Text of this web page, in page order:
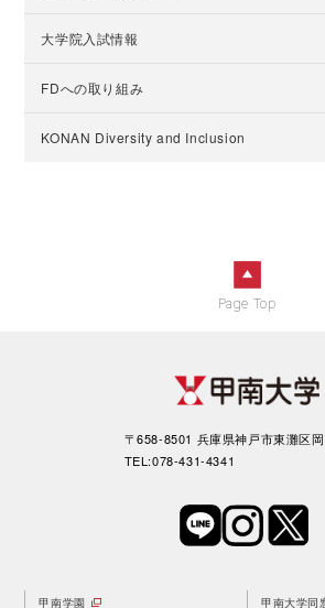
大学院入試情報
FDへの取り組み
KONAN Diversity and Inclusion
Page Top
〒658-8501 兵庫県神戸市東灘区
TEL:078-431-4341
甲南学園 甲南大学同